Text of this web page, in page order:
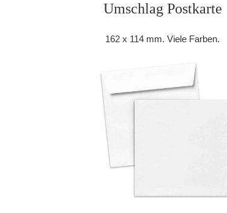
Umschlag Postkarte
162 x 114 mm. Viele Farben.